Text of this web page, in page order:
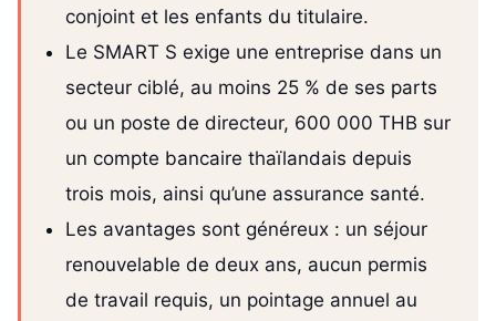
conjoint et les enfants du titulaire.
Le SMART S exige une entreprise dans un
secteur ciblé, au moins 25 % de ses parts
ou un poste de directeur, 600 000 THB sur
un compte bancaire thaïlandais depuis
trois mois, ainsi qu’une assurance santé.
Les avantages sont généreux : un séjour
renouvelable de deux ans, aucun permis
de travail requis, un pointage annuel au